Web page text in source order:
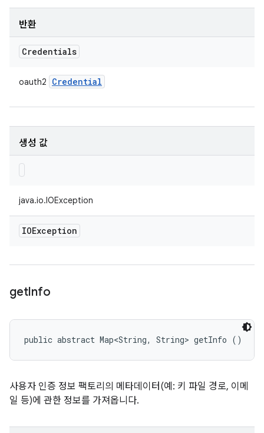
반환
Credentials
oauth2 Credential
생성 값
java.io.IOException
IOException
getInfo
public abstract Map<String, String> getInfo ()
사용자 인증 정보 팩토리의 메타데이터(예: 키 파일 경로, 이메
일 등)에 관한 정보를 가져옵니다.